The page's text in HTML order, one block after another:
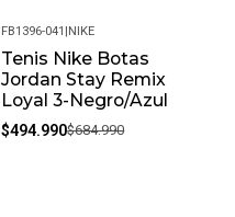
-28%
FB1396-041 |NIKE
Tenis Nike Botas
Jordan Stay Remix
Loyal 3-Negro/Azul
$494.990$684.990